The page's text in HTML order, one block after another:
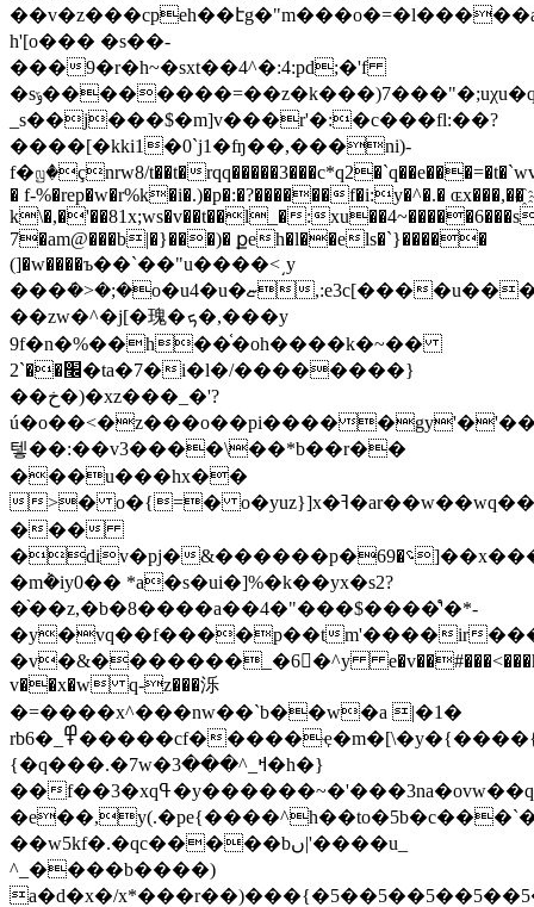
h'[o��� �s��-
���9�r�h~�sxt��4^�:4:pd;�'f
�sݹ��������=��z�k���)7���"�;uχu�q�;���;�%o��'p�w�w�w�w�w�ט�
_s��j���$�m]v���r'�:�c���fl:��?
����[�kki1�0`j1�ʩ��,���ni)-
f�ꤜ�çnrw8/t��t�
� f-%�rep�w�r%k�i�.)�p�:�?������f�i:y�^�.� ɶx���,��҈
k\�,�'��81x;ws�v��t��l_�:
7�am@���b|�}���)� քeh�l��els�ˋ}�����
(]�w����ъ��`��"u����<͵y
���ܿ�>�;�o�u4�u�ޏ,:e3c[����u�������w[�
��zw�^�j[�瑰�ܟ�,���y
9f�n�%��h��֫�oh����k�~��
׬��`2�ta�7�i�l�/��������}
��خ�)�xz���_�'?
텧��:��v3����\��*b��r��
���u���hx��
>� o�{=� o�yuz}]x�ߔ�ar��w��wq��n���a�տn�� o�yu��
���
�div�pj�&������p�6؝�9]��x�������d<�y�t������xpt��k~l�t^���\���g��~ޞ���n�p~�����z��
�m݃�iy0�� *a�s�ui�]%�k��yx�s2?
�֨��z,�b�8����a��4�"���$����̊'�*-
�y�vq��f����p��tm'����ir
�v�&�������_�6󳟟�^y
v��x�w q-z���泺
�=����x^���nw��`b��w�a |�1�
rb6�_߾�����cf�����ҿ�m�[\�y�{����{]"z;
{�q���.�7w�ߞ_^���3�h�}
��f��3�xqߟ�y������~�'���3na�ovw��q��\q���"
��w5kf�.�qc�����bں|'����u_
^_����b����)
a�d�x�/